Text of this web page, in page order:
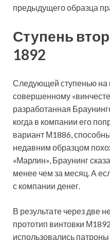
предыдущего образца
Ступень
1892
Следующей ступенью на
совершенному
разработанная
когда в компании его
вариант М1886,
недавним образцом
«Марлин», Браунинг
менее чем за месяц. А
с компании денег.
В результате через две
прототип винтовки
использовались